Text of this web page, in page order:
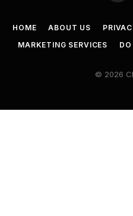
HOME ABOUT US
MARKETING SERVICES
© 2026